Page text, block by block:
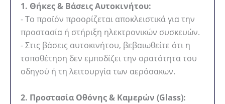
1. Θήκες & Βάσεις Αυτοκινήτου:
- Το προϊόν προορίζεται αποκλειστικά για την
προστασία ή στήριξη ηλεκτρονικών συσκευών.
- Στις βάσεις αυτοκινήτου, βεβαιωθείτε ότι η
τοποθέτηση δεν εμποδίζει την ορατότητα του
οδηγού ή τη λειτουργία των αερόσακων.
2. Προστασία Οθόνης & Καμερών (Glass):